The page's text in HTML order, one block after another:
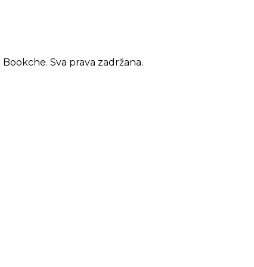
Sva prava zadržana.